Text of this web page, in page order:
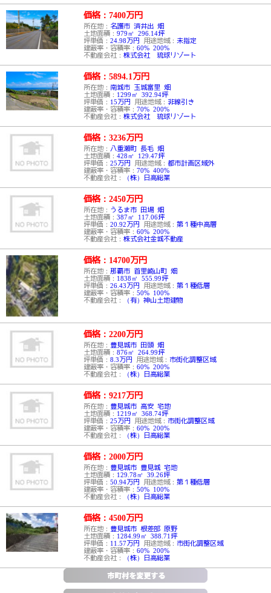
価格：7400万円
所在地： 名護市 済井出 畑
土地面積：979㎡ 296.14坪
坪単価：24.98万円 用途地域： 未指定
建蔽率・容積率：60% 200%
不動産会社：株式会社 琉球リゾート
価格：5894.1 万円
所在地： 南城市 玉城富里 畑
土地面積： 1299㎡ 392.94坪
坪単価： 15万円 用途地域： 非線引き
建蔽率・容積率：70% 200%
不動産会社：株式会社 琉球リゾート
価格：3236万円
所在地：
八重瀬町 長毛 畑
土地面積：428㎡ 129.47坪
坪単価：25万円 用途地域：都市計画区域外
建蔽率・容積率：70% 400%
不動産会社：
（株）日高総業
価格：2450万円
所在地： うるま市 田場 畑
土地面積：387㎡ 117.06坪
坪単価：20.92万円 用途地域：第１種中高層
建蔽率・容積率：60% 200%
不動産会社：株式会社金城不動産
価格：14700万円
所在地：那覇市 首里崎山町 畑
土地面積： 1838㎡ 555.99坪
坪単価：26.43万円 用途地域：第１種低層
建蔽率・容積率：50% 100%
不動産会社：
（有）神山土地建物
価格：2200万円
所在地： 豊見城市 田頭 畑
土地面積：876㎡ 264.99坪
坪単価：8.3万円 用途地域： 市街化調整区域
建蔽率・容積率：60% 200%
不動産会社：
（株）日高総業
価格：9217万円
所在地： 豊見城市 高安 宅地
土地面積： 1219㎡ 368.74坪
坪単価：25万円 用途地域： 市街化調整区域
建蔽率・容積率：60% 200%
不動産会社：
（株）日高総業
価格：2000万円
所在地： 豊見城市 豊見城 宅地
土地面積： 129.78㎡ 39.26坪
坪単価：50.94万円 用途地域：第１種低層
建蔽率・容積率：50% 100%
不動産会社：
（株）日高総業
価格：4500万円
所在地： 豊見城市 根差部 原野
土地面積： 1284.99㎡ 388.71坪
坪単価： 11.57万円 用途地域： 市街化調整区域
建蔽率・容積率：60% 200%
不動産会社：
（株）日高総業